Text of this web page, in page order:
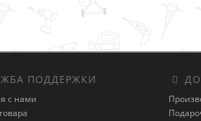
ПОДДЕРЖКИ
с нами